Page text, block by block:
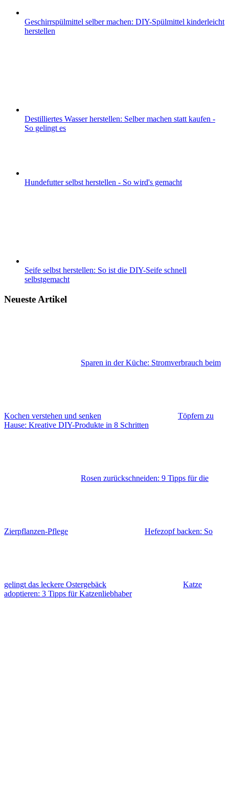
Geschirrspülmittel selber machen: DIY-Spülmittel kinderleicht
herstellen
Destilliertes Wasser herstellen: Selber machen statt kaufen -
So gelingt es
Hundefutter selbst herstellen - So wird's gemacht
Seife selbst herstellen: So ist die DIY-Seife schnell
selbstgemacht
Neueste Artikel
Sparen in der Küche: Stromverbrauch beim
Kochen verstehen und senken
Töpfern zu
Hause: Kreative DIY-Produkte in 8 Schritten
Rosen zurückschneiden: 9 Tipps für die
Zierpflanzen-Pflege Hefezopf backen: So
gelingt das leckere Ostergebäck
Katze
adoptieren: 3 Tipps für Katzenliebhaber